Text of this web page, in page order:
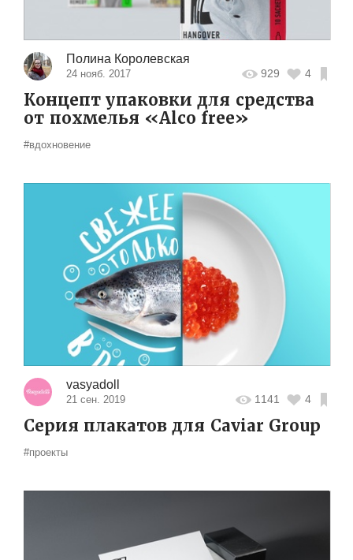
Полина Королевская
24 нояб. 2017 929 4
Концепт упаковки для средства
от похмелья «Alco free»
#вдохновение
vasyadoll
21 сен. 2019 1141 4
Серия плакатов для Caviar Group
#проекты